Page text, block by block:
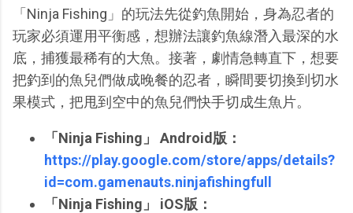
「Ninja Fishing」的玩法先從釣魚開始，身為忍者的
玩家必須運用平衡感，想辦法讓釣魚線潛入最深的水
底，捕獲最稀有的大魚。接著，劇情急轉直下，想要
把釣到的魚兒們做成晚餐的忍者，瞬間要切換到切水
果模式，把甩到空中的魚兒們快手切成生魚片。
「Ninja Fishing」 Android版：
https://play.google.com/store/apps/details?
id=com.gamenauts.ninjafishingfull
「Ninja Fishing」 iOS版：